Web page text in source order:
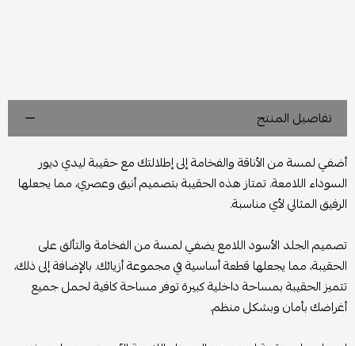
تفاصيل المنتج
أضفي لمسة من الأناقة والفخامة إلى إطلالتك مع حقيبة ليدي ديور
السوداء اللامعة. تمتاز هذه الحقيبة بتصميم أنيق وعصري، مما يجعلها
الرفيق المثالي لأي مناسبة.
تصميم الجلد الأسود اللامع يضفي لمسة من الفخامة والتألق على
الحقيبة، مما يجعلها قطعة أساسية في مجموعة أزيائك. بالإضافة إلى ذلك،
تتميز الحقيبة بمساحة داخلية كبيرة توفر مساحة كافية لحمل جميع
أغراضك بأمان وبشكل منظم.